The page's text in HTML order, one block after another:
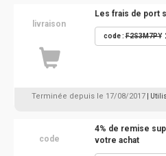
livraison
Les frais de port
code :F2S3M7PY
Terminée depuis le 17/08/2017 |
code
4% de remise
votre achat